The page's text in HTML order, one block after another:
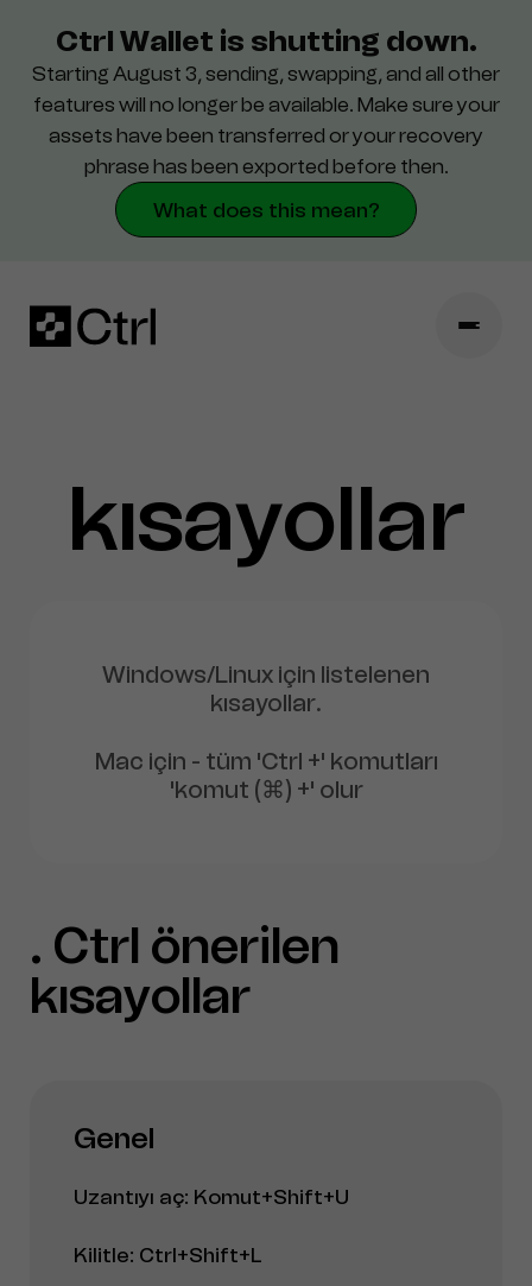
Ctrl Wallet is shutting down.
Starting August 3, sending, swapping, and all other
features will no longer be available. Make sure your
assets have been transferred or your recovery
phrase has been exported before then.
What does this mean?
Destek
Güvenlik
kısayollar
Windows/Linux için listelenen
kısayollar.
Mac için - tüm 'Ctrl +' komutları
'komut (⌘) +' olur
Ctrl önerilen
kısayollar
Genel
Uzantıyı aç: Komut+Shift+U
Kilitle: Ctrl+Shift+L